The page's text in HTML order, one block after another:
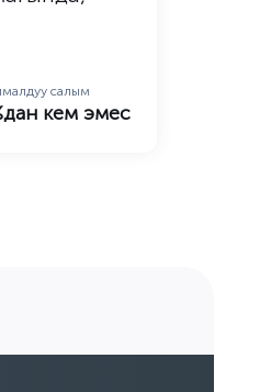
салым
кем эмес